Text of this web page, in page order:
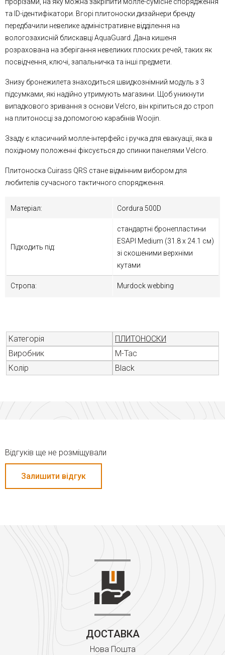
прорізами, на яку можна закріпити молле-сумісне спорядження
та ID-ідентифікатори. Вгорі плитоноски дизайнери бренду
передбачили невелике адміністративне відділення на
вологозахисній блискавці AquaGuard. Дана кишеня
розрахована на зберігання невеликих плоских речей, таких як
посвідчення, ключі, запальничка та інші предмети.
Знизу бронежилета знаходиться швидкознімний модуль з 3
підсумками, які надійно утримують магазини. Щоб уникнути
випадкового зривання з основи Velcro, він кріпиться до строп
на плитоносці за допомогою карабінів Woojin.
Ззаду є класичний молле-інтерфейс і ручка для евакуації, яка в
похідному положенні фіксується до спинки панелями Velcro.
Плитоноска Cuirass QRS стане відмінним вибором для
любителів сучасного тактичного спорядження.
Матеріал: Cordura 500D
Підходить під:
стандартні бронепластини
ESAPI Medium (31.8 х 24.1 см)
зі скошеними верхніми
кутами
Стропа: Murdock webbing
Категорія
ПЛИТОНОСКИ
Виробник
M-Tac
Колір
Black
Відгуків ще не розміщували
Залишити відгук
ДОСТАВКА
Нова Пошта